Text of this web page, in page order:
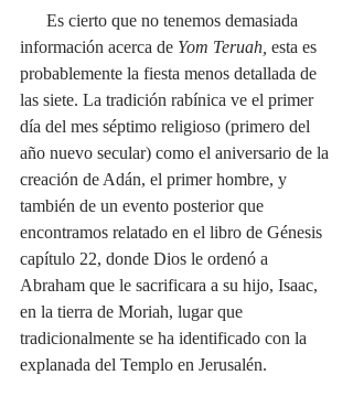
Es cierto que no tenemos demasiada
información acerca de Yom Teruah, esta es
probablemente la fiesta menos detallada de
las siete. La tradición rabínica ve el primer
día del mes séptimo religioso (primero del
año nuevo secular) como el aniversario de la
creación de Adán, el primer hombre, y
también de un evento posterior que
encontramos relatado en el libro de Génesis
capítulo 22, donde Dios le ordenó a
Abraham que le sacrificara a su hijo, Isaac,
en la tierra de Moriah, lugar que
tradicionalmente se ha identificado con la
explanada del Templo en Jerusalén.